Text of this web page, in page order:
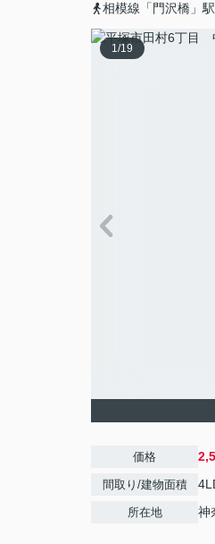
相模線「門沢橋」
1/19
価格
間取り/建物面積
所在地 神